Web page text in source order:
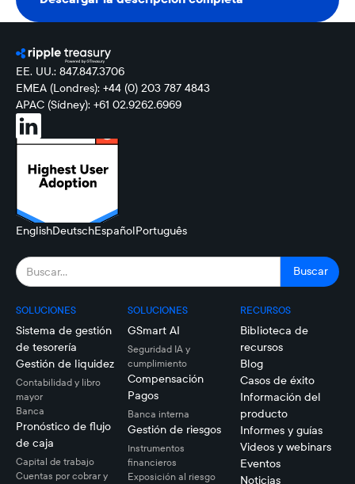
EE. UU.: 847.847.3706
EMEA (Londres): +44 (0) 203 787 4843
APAC (Sídney): +61 02.9262.6969
EnglishDeutschEspañolPortuguês
SOLUCIONES
Sistema de gestión
de tesorería
Gestión de liquidez
Contabilidad y libro
mayor
Banca
Pronóstico de flujo
de caja
Capital de trabajo
Cuentas por cobrar y
SOLUCIONES
GSmart AI
Seguridad IA y
cumplimiento
Compensación
Pagos
Banca interna
Gestión de riesgos
Instrumentos
financieros
Exposición al riesgo
RECURSOS
Biblioteca de
recursos
Blog
Casos de éxito
Información del
producto
Informes y guías
Videos y webinars
Eventos
Noticias